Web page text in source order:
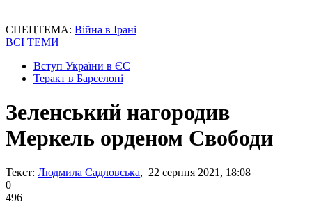
СПЕЦТЕМА: Війна в Ірані
ВСІ ТЕМИ
Вступ України в ЄС
Теракт в Барселоні
Зеленський нагородив
Меркель орденом Свободи
Текст: Людмила Садловська, 22 серпня 2021, 18:08
0
496